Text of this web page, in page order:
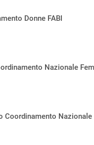
Donne FABI
Nazionale
Coordinamento Nazionale